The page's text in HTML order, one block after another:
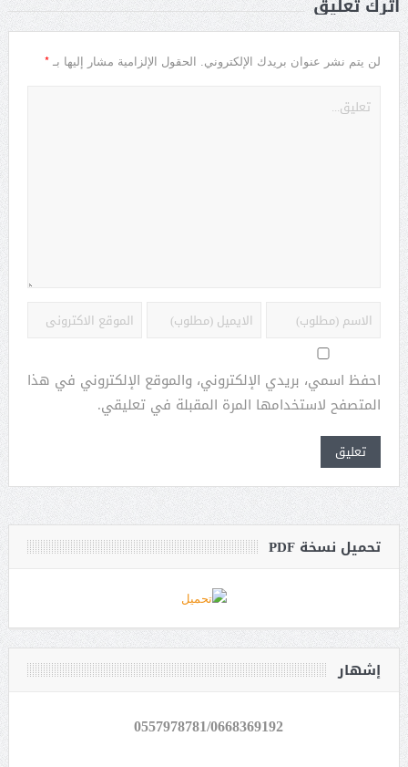
أترك تعليق
لن يتم نشر عنوان بريدك الإلكتروني. الحقول الإلزامية مشار إليها بـ *
احفظ اسمي، بريدي الإلكتروني، والموقع الإلكتروني في هذا
المتصفح لاستخدامها المرة المقبلة في تعليقي.
تحميل نسخة PDF
إشهار
0557978781/0668369192